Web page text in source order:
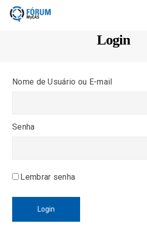
Login
Nome de Usuário ou E-mail
Senha
Lembrar senha
Login